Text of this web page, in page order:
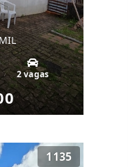
2 vagas
1135